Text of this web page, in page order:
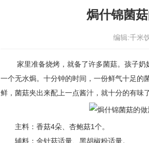
焗什锦菌
编辑:千米
家里准备烧烤，就备了许多菌菇。孩子奶
一个无水焗。十分钟的时间，一份鲜气十足的
鲜，菌菇夹出来配上一点酱汁，就十分的有味
主料：香菇4朵、杏鲍菇1个。
辅料：金针菇适量、黑胡椒粉适量。